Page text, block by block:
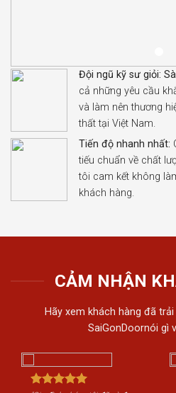
Đội ngũ kỹ sư giỏi:
cả những yêu cầu
và làm nên thương
thất tại Việt Nam.
Tiến độ nhanh nhất:
tiếu chuẩn về chất
tôi cam kết không
khách hàng.
CẢM NHẬN
Hãy xem khách hàng đã
SaiGonDoornói gì